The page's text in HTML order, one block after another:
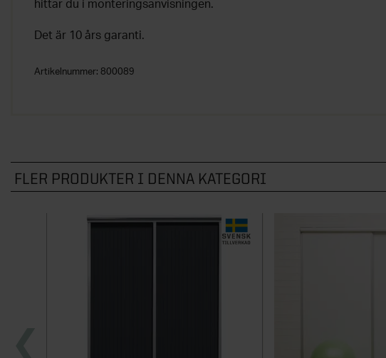
hittar du i monteringsanvisningen.
Det är 10 års garanti.
Artikelnummer: 800089
FLER PRODUKTER I DENNA KATEGORI